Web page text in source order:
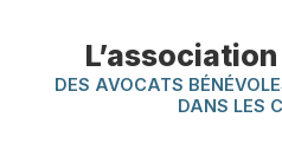
DES AVOCATS
DANS LES